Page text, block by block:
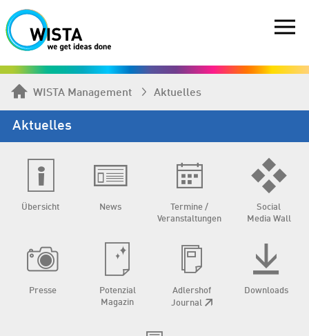
WISTA Management Aktuelles
Aktuelles
Übersicht News
Termine /
Veranstaltungen
Social
Media Wall
Presse
Potenzial
Magazin
Adlershof
Journal
Downloads